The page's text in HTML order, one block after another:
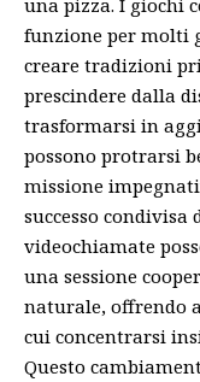
funzione per molti
creare tradizioni
prescindere dalla
trasformarsi in
possono protrarsi
missione
successo
videochiamate
una sessione
naturale, offrendo
cui concentrarsi
Questo